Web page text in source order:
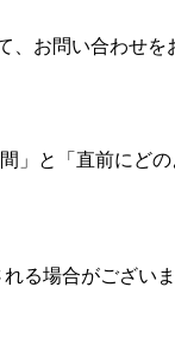
お問い合わせを
」と「直前にど
る場合がございま